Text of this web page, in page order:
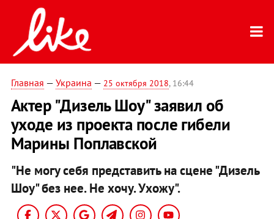
Главная — Украина — 25 октября 2018, 16:44
Актер "Дизель Шоу" заявил об
уходе из проекта после гибели
Марины Поплавской
"Не могу себя представить на сцене "Дизель
Шоу" без нее. Не хочу. Ухожу".